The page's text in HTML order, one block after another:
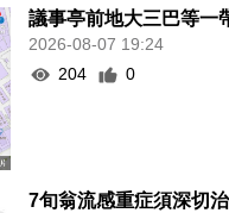
議事亭前地大三巴等一
2026-08-07 19:24
204
0
7旬翁流感重症須深切